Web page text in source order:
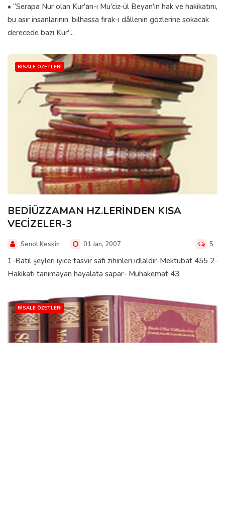
• “Serapa Nur olan Kur'an-ı Mu'ciz-ül Beyan'ın hak ve hakikatını,
bu asır insanlarının, bilhassa fırak-ı dâllenin gözlerine sokacak
derecede bazı Kur'...
RISALE ÖZETLERI
BEDİÜZZAMAN HZ.LERİNDEN KISA
VECİZELER-3
Senol Keskin 01 Jan, 2007 5
1-Batıl şeyleri iyice tasvir safi zihinleri idlaldir-Mektubat 455 2-
Hakikatı tanımayan hayalata sapar- Muhakemat 43
RISALE ÖZETLERI